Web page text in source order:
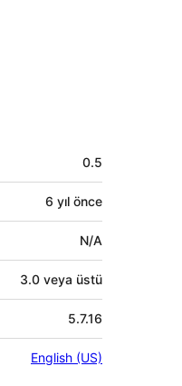
0.5
6 yıl önce
N/A
3.0 veya üstü
5.7.16
English (US)